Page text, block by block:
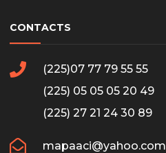
CONTACTS
(225)07 77 79 55 55
(225) 05 05 05 20 49
(225) 27 21 24 30 89
mapaaci@yahoo.com